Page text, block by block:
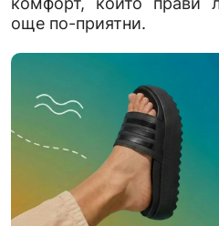
още по-приятни.